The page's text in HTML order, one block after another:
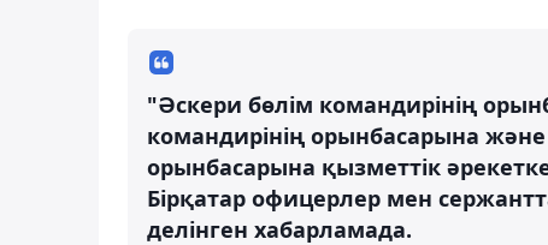
"Әскери бөлім командирінің
командирінің орынбасарына
орынбасарына қызметтік
Бірқатар офицерлер мен
делінген хабарламада.